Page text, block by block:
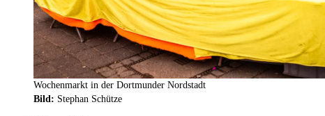
Wochenmarkt in der Dortmunder Nordstadt
Bild: Stephan Schütze